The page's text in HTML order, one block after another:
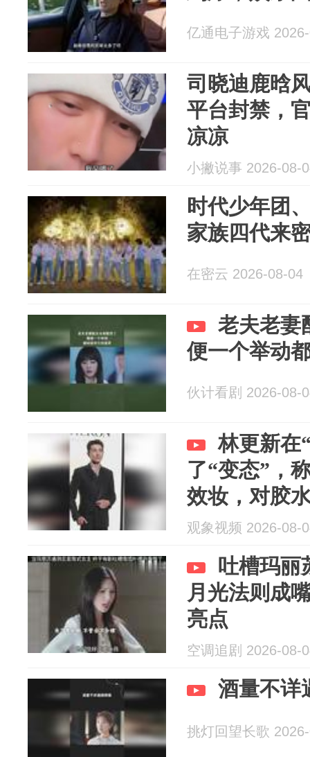
亿通电子游戏
司晓迪鹿晗
平台封禁，
凉凉
小撇说事 2026-08-
时代少年团
家族四代来
在密云 2026-08-04
老夫老妻
便一个举动
伙计看剧 2026-08-
林更新在
了“变态”，
效妆，对胶
观象视频 2026-08-
吐槽玛丽
月光法则成
亮点
空调追剧 2026-08-
酒量不详
挑灯回望长歌